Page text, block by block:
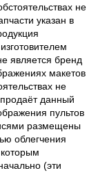
не
указан в
является бренд
макетов
не
данный
пультов
размещены
облегчения
(эти